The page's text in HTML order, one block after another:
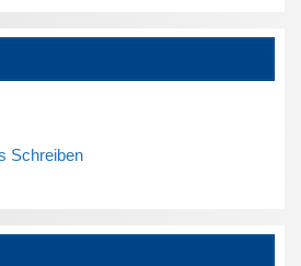
Schreiben